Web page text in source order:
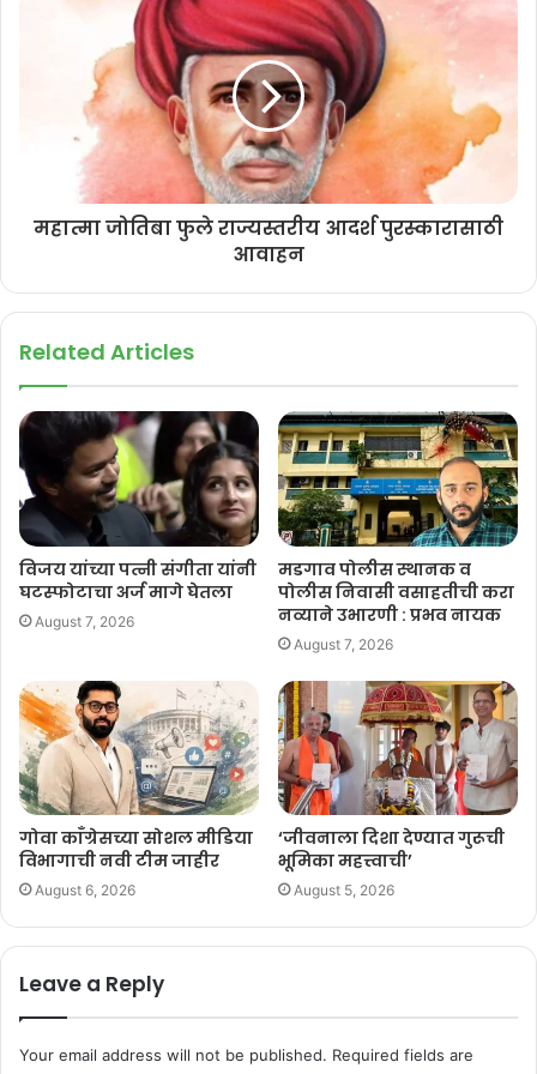
गोव्यातील काँग्रेस पदाधिकारी लवकरच भारत जोडो यात्रेत सहभागी होणार आहेत.
नूतन अध्यक्षांच्या दिशानिर्देशानुसार आम्ही काम करू, असे अमित पाटकर म्हणाले.
कॉंग्रेस पक्षाच्या लवकरच राज्यस्तरावर विविध समित्या गठीत करून लोकांपर्यंत
पोहोचण्यासाठी विविध कार्यक्रम हाती घेण्यात येणार असल्याची माहिती सुत्रांनी दिली.
महात्मा जोतिबा फुले राज्यस्तरीय आदर्श पुरस्कारासाठी
आवाहन
Related Articles
विजय यांच्या पत्नी संगीता यांनी
घटस्फोटाचा अर्ज मागे घेतला
August 7, 2026
मडगाव पोलीस स्थानक व
पोलीस निवासी वसाहतीची करा
नव्याने उभारणी : प्रभव नायक
August 7, 2026
गोवा काँग्रेसच्या सोशल मीडिया
विभागाची नवी टीम जाहीर
August 6, 2026
‘जीवनाला दिशा देण्यात गुरूची
भूमिका महत्त्वाची’
August 5, 2026
Leave a Reply
Your email address will not be published. Required fields are